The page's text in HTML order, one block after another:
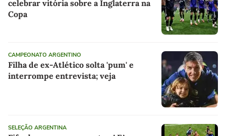
celebrar vitória sobre a Inglaterra na
Copa
CAMPEONATO ARGENTINO
Filha de ex-Atlético solta 'pum' e
interrompe entrevista; veja
SELEÇÃO ARGENTINA